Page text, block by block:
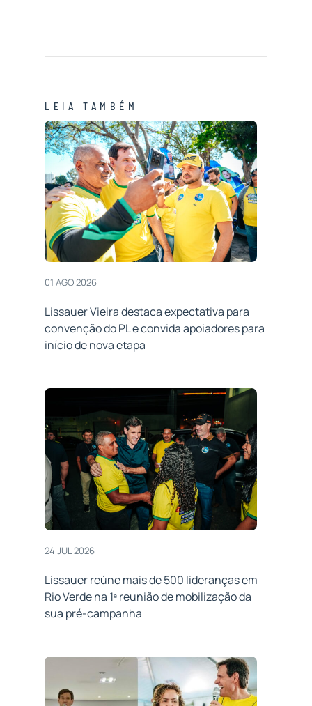
LEIA TAMBÉM
01 AGO 2026
Lissauer Vieira destaca expectativa para
convenção do PL e convida apoiadores para
início de nova etapa
24 JUL 2026
Lissauer reúne mais de 500 lideranças em
Rio Verde na 1ª reunião de mobilização da
sua pré-campanha